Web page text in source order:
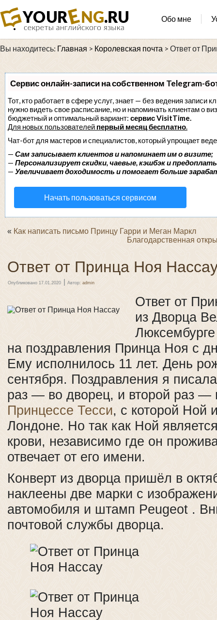
Обо мне
Вы находитесь: Главная > Королевская почта > Ответ от
Сервис онлайн-записи на собственном Telegram-
Тот, кто работает в сфере услуг, знает — без ведения записи
нужно видеть свое расписание, но и напоминать клиентам о
бюджетный и оптимальный вариант: сервис VisitTime.
Для новых пользователей первый месяц бесплатно.
Чат-бот для мастеров и специалистов, который упрощает
— Сам записывает клиентов и напоминает им о визите;
— Персонализирует скидки, чаевые, кэшбэк и
— Увеличивает доходимость и помогает больше
Начать пользоваться сервисом
« Как написать письмо Принцу Гарри и Меган Маркл
Благодарственная
Ответ от Принца Ноя
Опубликовано 17.01.2020 | Автор: admin
Ответ от
из Дворца
на поздравления Принца Ноя с
Ему исполнилось 11 лет. День
сентября. Поздравления я
раз — во дворец, и второй раз —
Принцессе Тесси, с которой Ной
Лондоне. Но так как Ной
крови, независимо где он
отвечает от его имени.
Конверт из дворца пришёл в
наклеены две марки с
автомобиля и штамп Peugeot .
почтовой службы дворца.